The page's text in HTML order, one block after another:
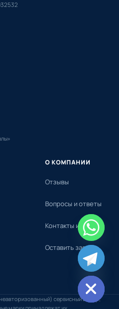
О КОМПАНИИ
Отзывы
Вопросы и ответы
Контакты и адреса
Оставить заявку
сервисный центр,
Hide
chaty